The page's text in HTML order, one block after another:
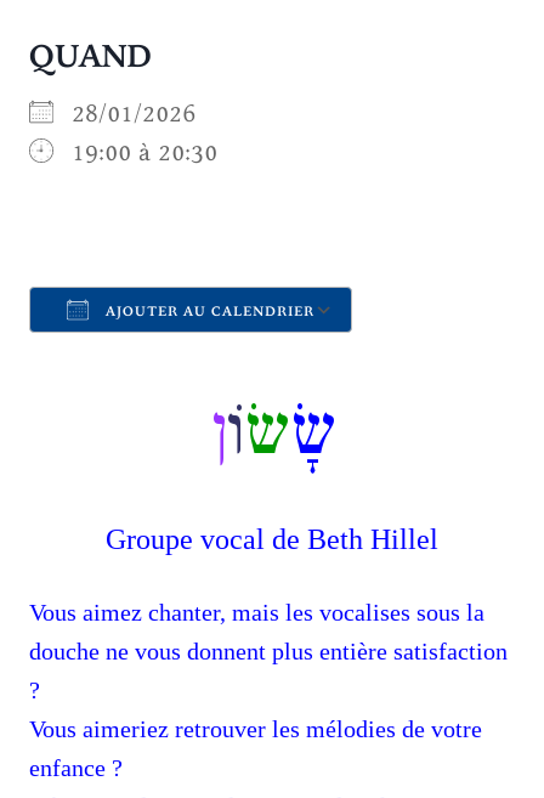
QUAND
28/01/2026
19:00 à 20:30
AJOUTER AU CALENDRIER
שָׂשׂוֹן
Groupe vocal de Beth Hillel
Vous aimez chanter, mais les vocalises sous la
douche ne vous donnent plus entière satisfaction
?
Vous aimeriez retrouver les mélodies de votre
enfance ?